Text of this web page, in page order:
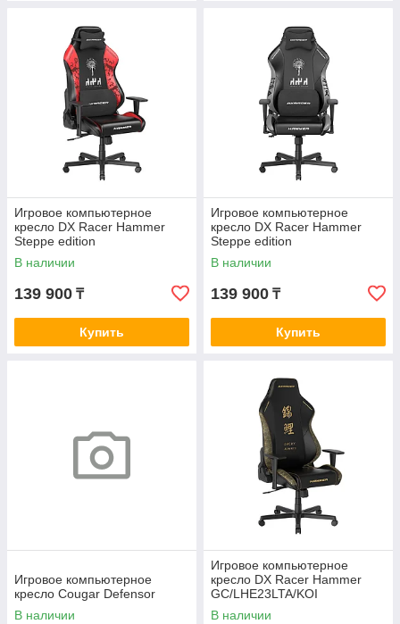
Игровое компьютерное
кресло DX Racer Hammer
Steppe edition
GC/LHE23LTA/QZQ.NR
В наличии
139 900 ₸
Купить
Игровое компьютерное
кресло DX Racer Hammer
Steppe edition
GC/LHE23LTA/QZQ.N
В наличии
139 900 ₸
Купить
Игровое компьютерное
кресло Cougar Defensor
В наличии
Игровое компьютерное
кресло DX Racer Hammer
GC/LHE23LTA/KOI
В наличии